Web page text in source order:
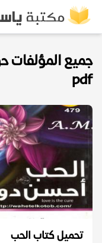
جميع
pdf
تحميل كتاب الحب